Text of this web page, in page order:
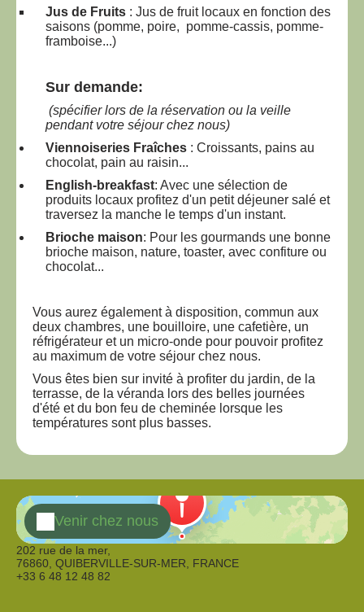
Jus de Fruits : Jus de fruit locaux en fonction des
saisons (pomme, poire, pomme-cassis, pomme-
framboise...)
Sur demande:
(spécifier lors de la réservation ou la veille
pendant votre séjour chez nous)
Viennoiseries Fraîches : Croissants, pains au
chocolat, pain au raisin...
English-breakfast: Avec une sélection de
produits locaux profitez d'un petit déjeuner salé et
traversez la manche le temps d'un instant.
Brioche maison: Pour les gourmands une bonne
brioche maison, nature, toaster, avec confiture ou
chocolat...
Vous aurez également à disposition, commun aux
deux chambres, une bouilloire, une cafetière, un
réfrigérateur et un micro-onde pour pouvoir profitez
au maximum de votre séjour chez nous.
Vous êtes bien sur invité à profiter du jardin, de la
terrasse, de la véranda lors des belles journées
d'été et du bon feu de cheminée lorsque les
températures sont plus basses.
Venir chez nous
202 rue de la mer,
76860, QUIBERVILLE-SUR-MER, FRANCE
+33 6 48 12 48 82